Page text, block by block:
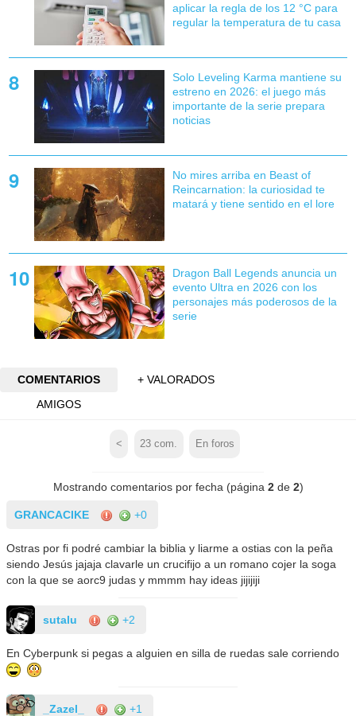
aplicar la regla de los 12 °C para
regular la temperatura de tu casa
Solo Leveling Karma mantiene su
estreno en 2026: el juego más
importante de la serie prepara
noticias
No mires arriba en Beast of
Reincarnation: la curiosidad te
matará y tiene sentido en el lore
Dragon Ball Legends anuncia un
evento Ultra en 2026 con los
personajes más poderosos de la
serie
COMENTARIOS
+ VALORADOS
AMIGOS
< 23 com. En foros
Mostrando comentarios por fecha (página 2de 2)
GRANCACIKE +0
Ostras por fi podré cambiar la biblia y liarme a ostias con la peña
siendo Jesús jajaja clavarle un crucifijo a un romano cojer la soga
con la que se aorc9 judas y mmmm hay ideas jijijiji
sutalu +2
En Cyberpunk si pegas a alguien en silla de ruedas sale corriendo
_Zazel_ +1